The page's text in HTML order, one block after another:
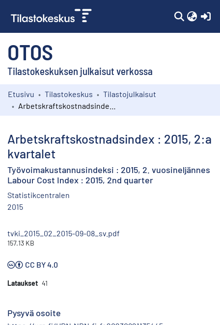
OTOS
Tilastokeskuksen julkaisut verkossa
Kokoelmat
Etusivu Tilastokeskus
Tilastojulkaisut
Arbetskraftskostnadsindex : 2015, 2:a
kvartalet
Työvoimakustannusindeksi : 2015, 2. vuosineljännes
Labour Cost Index : 2015, 2nd quarter
Statistikcentralen
2015
tvki_2015_02_2015-09-08_sv.pdf
157.13 KB
CC BY 4.0
Lataukset 41
Pysyvä osoite